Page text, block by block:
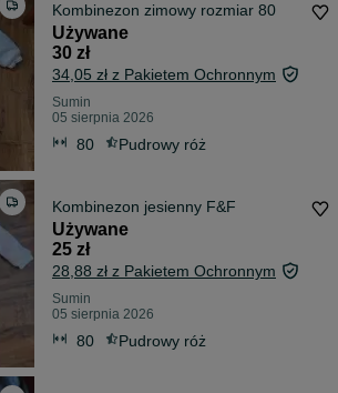
Kombinezon zimowy rozmiar 80
Używane
30 zł
34,05 zł z Pakietem Ochronnym
Sumin
05 sierpnia 2026
80 Pudrowy róż
Kombinezon jesienny F&F
Używane
25 zł
28,88 zł z Pakietem Ochronnym
Sumin
05 sierpnia 2026
80 Pudrowy róż